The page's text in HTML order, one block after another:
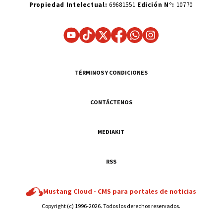
Propiedad Intelectual: 69681551 Edición N°: 10770
TÉRMINOS Y CONDICIONES
CONTÁCTENOS
MEDIAKIT
RSS
Mustang Cloud - CMS para portales de noticias
Copyright (c) 1996-2026. Todos los derechos reservados.